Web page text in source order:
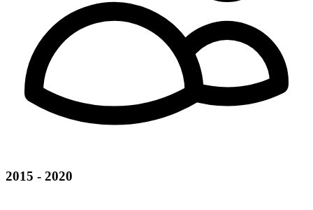
2015 - 2020